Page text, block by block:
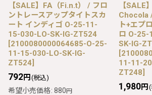
【SALE】FA（Fi.n.t） / フロ
ントレースアップタイトスカ
ート インディゴ O-25-11-
15-030-LO-SK-IG-ZT524
[2100080000064685-O-25-
11-15-030-LO-SK-IG-
ZT524]
792円 (税込)
希望小売価格: 880円
【SALE
Chocola
ト+エプ
ロ O-
SK-IG-
[
11-11-
ZT248]
1,980円